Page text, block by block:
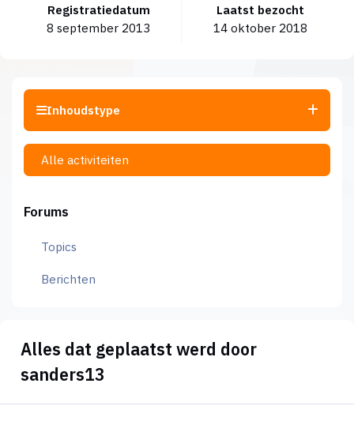
Registratiedatum
8 september 2013
Laatst bezocht
14 oktober 2018
Inhoudstype
Alle activiteiten
Forums
Topics
Berichten
Alles dat geplaatst werd door
sanders13